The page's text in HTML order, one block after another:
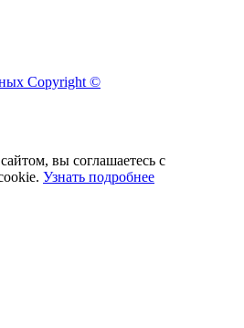
Copyright ©
вы соглашаетесь с
Узнать подробнее